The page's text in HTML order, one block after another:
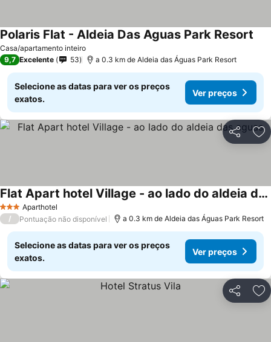
Casa/apartamento inteiro
Polaris Flat - Aldeia Das Aguas Park Resort
9,7 Excelente 53 a 0.3 km de Aldeia das Águas Park Resort
Selecione as datas para ver os preços
exatos.
Ver preços
Partilhar
3 EstrelasAparthotel
Flat Apart hotel Village - ao lado do aldeia das aguas
/ Pontuação não disponível a 0.3 km de Aldeia das Águas Park Resort
Selecione as datas para ver os preços
exatos.
Ver preços
Partilhar